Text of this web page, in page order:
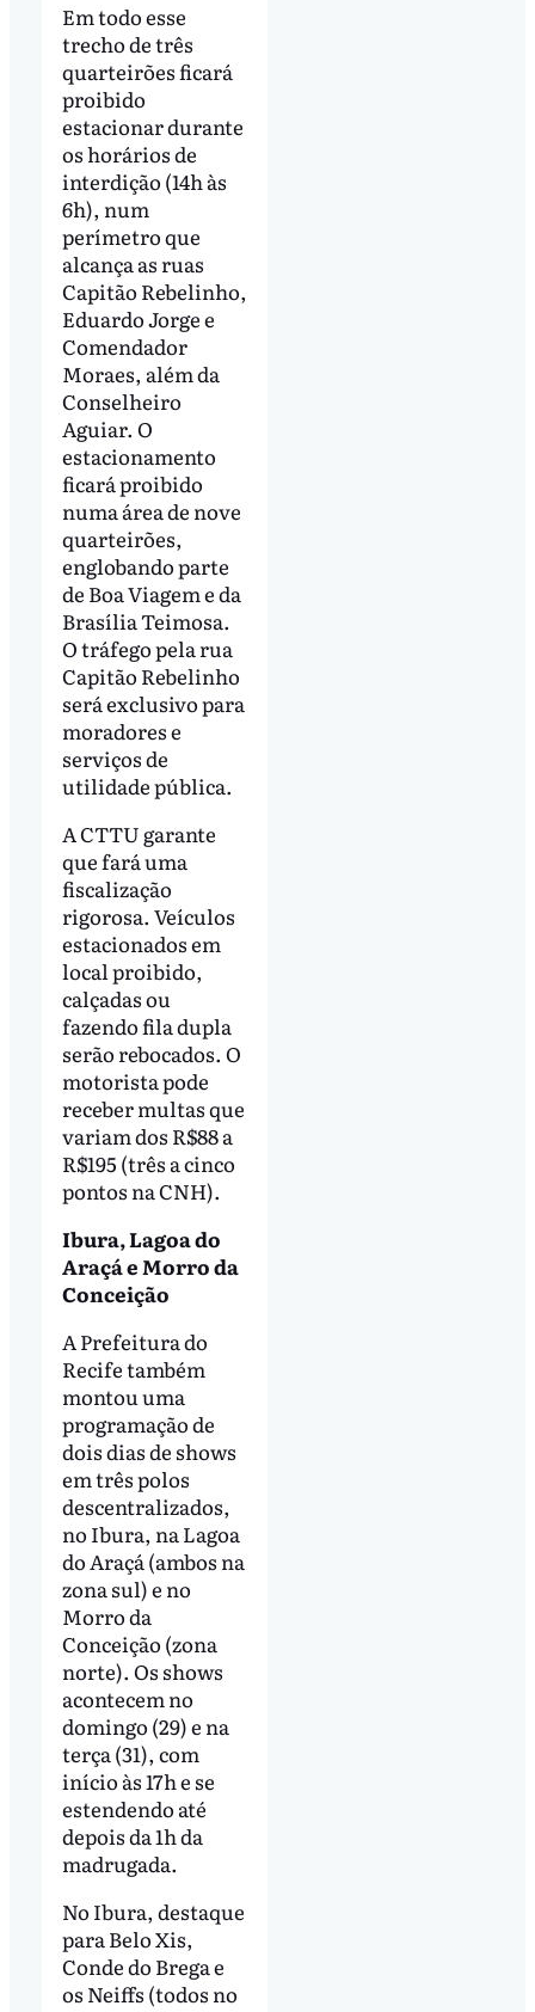
Em todo esse
trecho de três
quarteirões ficará
proibido
estacionar durante
os horários de
interdição (14h às
6h), num
perímetro que
alcança as ruas
Capitão Rebelinho,
Eduardo Jorge e
Comendador
Moraes, além da
Conselheiro
Aguiar. O
estacionamento
ficará proibido
numa área de nove
quarteirões,
englobando parte
de Boa Viagem e da
Brasília Teimosa.
O tráfego pela rua
Capitão Rebelinho
será exclusivo para
moradores e
serviços de
utilidade pública.
A CTTU garante
que fará uma
fiscalização
rigorosa. Veículos
estacionados em
local proibido,
calçadas ou
fazendo fila dupla
serão rebocados. O
motorista pode
receber multas que
variam dos R$88 a
R$195 (três a cinco
pontos na CNH).
Ibura, Lagoa do
Araçá e Morro da
Conceição
A Prefeitura do
Recife também
montou uma
programação de
dois dias de shows
em três polos
descentralizados,
no Ibura, na Lagoa
do Araçá (ambos na
zona sul) e no
Morro da
Conceição (zona
norte). Os shows
acontecem no
domingo (29) e na
terça (31), com
início às 17h e se
estendendo até
depois da 1h da
madrugada.
No Ibura, destaque
para Belo Xis,
Conde do Brega e
os Neiffs (todos no